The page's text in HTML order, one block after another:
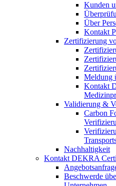
Kunden
Über
Kontakt
Zertifizierung
Meldung
Kontakt
Validierung &
Carbon
Nachhaltigkeit
Kontakt DEKRA
Beschwerde